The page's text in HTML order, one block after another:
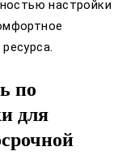
настройки
по
для